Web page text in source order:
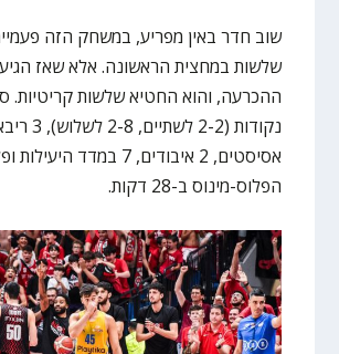
שוב חדר באין מפריע, במשחק הזה
שלשות במחצית הראשונה. אלא שאז
הפלוס-מינוס ב-28 דקות.